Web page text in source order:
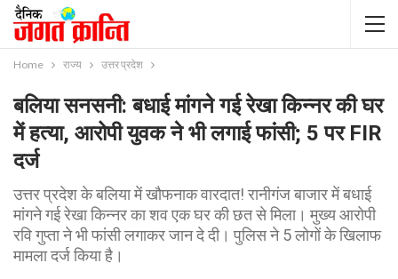
Home राज्य उत्तर प्रदेश
बलिया सनसनी: बधाई मांगने गई रेखा किन्नर की घर
में हत्या, आरोपी युवक ने भी लगाई फांसी; 5 पर FIR
दर्ज
उत्तर प्रदेश के बलिया में खौफनाक वारदात! रानीगंज बाजार में बधाई
मांगने गई रेखा किन्नर का शव एक घर की छत से मिला। मुख्य आरोपी
रवि गुप्ता ने भी फांसी लगाकर जान दे दी। पुलिस ने 5 लोगों के खिलाफ
मामला दर्ज किया है।